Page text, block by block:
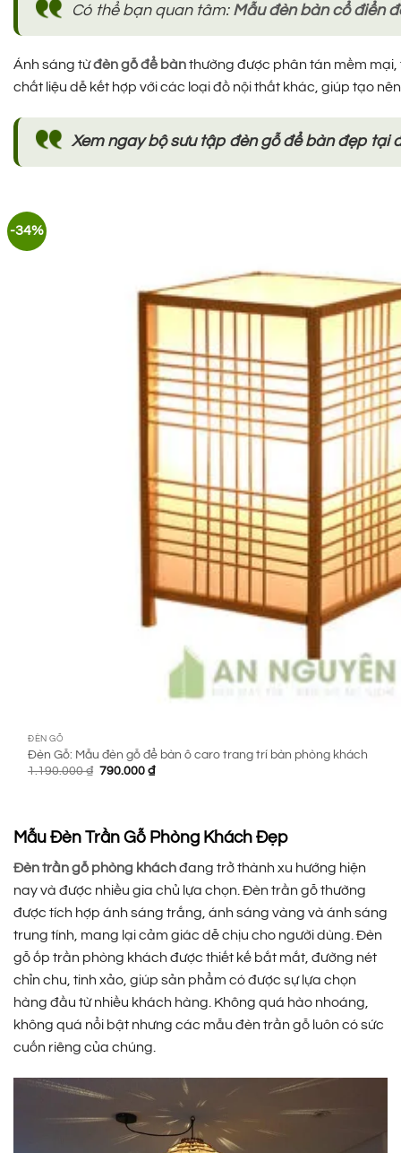
Có thể bạn quan tâm: Mẫu đèn bàn cổ điển
Ánh sáng từđèn gỗ để bànthường được phân tán mềm
chất liệu dễ kết hợp với các loại đồ nội thất khác, giúp tạo
Xem ngay bộ sưu tập đèn gỗ để bàn đẹp tại
-34%
ĐÈN GỖ
Đèn Gỗ: Mẫu đèn gỗ để bàn ô caro trang trí bàn phòng khách
1.190.000₫ Giá
790.000₫Giá
Mẫu Đèn Trần Gỗ Phòng Khách Đẹp
Đèn trần gỗ phòng kháchđang trở thành xu hướng hiện
nay và được nhiều gia chủ lựa chọn. Đèn trần gỗ thường
được tích hợp ánh sáng trắng, ánh sáng vàng và ánh sáng
trung tính, mang lại cảm giác dễ chịu cho người dùng. Đèn
gỗ ốp trần phòng khách được thiết kế bắt mắt, đường nét
chỉn chu, tinh xảo, giúp sản phẩm có được sự lựa chọn
hàng đầu từ nhiều khách hàng. Không quá hào nhoáng,
không quá nổi bật nhưng các mẫu đèn trần gỗ luôn có sức
cuốn riêng của chúng.